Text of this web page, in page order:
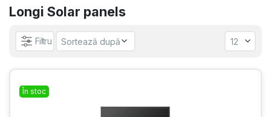
Longi Solar panels
Filtru
În stoc